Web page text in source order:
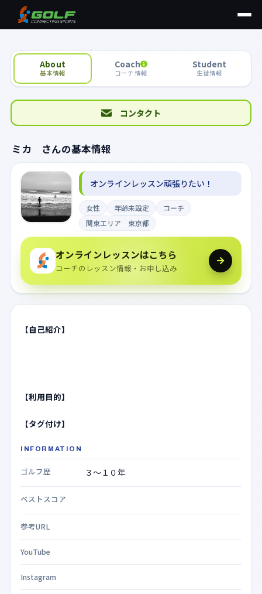
About
基本情報
Coach
コーチ情報
Student
生徒情報
コンタクト
ミカ さんの基本情報
オンラインレッスン頑張りたい！
女性 年齢未設定
コーチ
関東エリア 東京都
オンラインレッスンはこちら
コーチのレッスン情報・お申し込み
【自己紹介】
【利用目的】
【タグ付け】
INFORMATION
ゴルフ歴
ベストスコア
参考URL
YouTube
Instagram